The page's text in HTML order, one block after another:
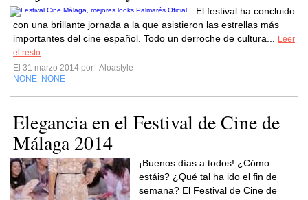
El festival ha concluido
con una brillante jornada a la que asistieron las estrellas más
importantes del cine español. Todo un derroche de cultura...
Leer
el resto
El 31 marzo 2014 por Aloastyle
NONE NONE
Elegancia en el Festival de Cine de
Málaga 2014
¡Buenos días a todos! ¿Cómo
estáis? ¿Qué tal ha ido el fin de
semana? El Festival de Cine de